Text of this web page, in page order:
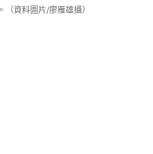
資料圖片/廖雁雄攝）